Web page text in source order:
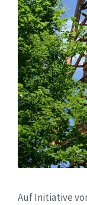
Auf Initiative